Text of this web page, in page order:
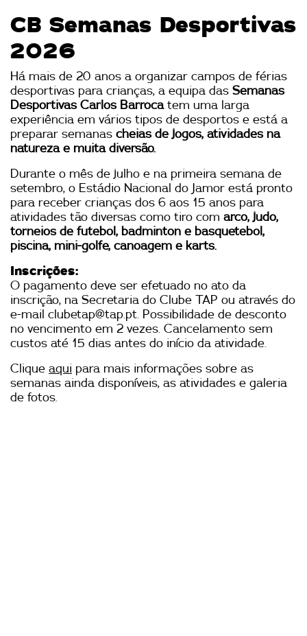
CB Semanas Desportivas
2026
Há mais de 20 anos a organizar campos de férias
desportivas para crianças, a equipa das Semanas
Desportivas Carlos Barrocatem uma larga
experiência em vários tipos de desportos e está a
preparar semanas cheias de jogos, atividades na
natureza e muita diversão.
Durante o mês de julho e na primeira semana de
setembro, o Estádio Nacional do Jamor está pronto
para receber crianças dos 6 aos 15 anos para
atividades tão diversas como tiro com arco, judo,
torneios de futebol, badminton e basquetebol,
piscina, mini-golfe, canoagem e karts.
Inscrições:
O pagamento deve ser efetuado no ato da
inscrição, na Secretaria do Clube TAP ou através do
e-mail clubetap@tap.pt. Possibilidade de desconto
no vencimento em 2 vezes. Cancelamento sem
custos até 15 dias antes do início da atividade.
Clique aqui para mais informações sobre as
semanas ainda disponíveis, as atividades e galeria
de fotos.